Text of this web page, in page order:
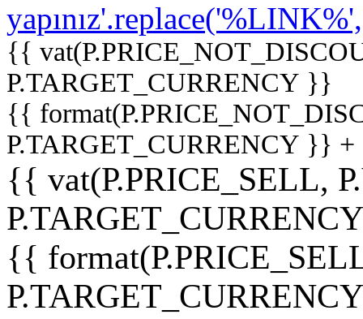
{{
P.TARGET_CURRENCY }}
{{
P.TARGET_CURRENCY }}
{{ vat(P.PRICE_SELL,
{{